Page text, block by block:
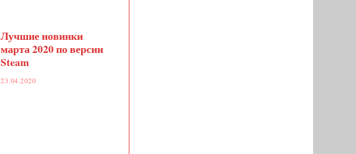
Лучшие новинки
марта 2020 по версии
Steam
23.04.2020